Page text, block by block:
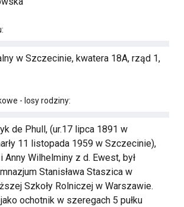
w Szczecinie, kwatera 18A, rząd 1,
- losy rodziny:
de Phull, (ur.17 lipca 1891 w
11 listopada 1959 w Szczecinie),
Anny Wilhelminy z d. Ewest, był
Stanisława Staszica w
Szkoły Rolniczej w Warszawie.
ochotnik w szeregach 5 pułku